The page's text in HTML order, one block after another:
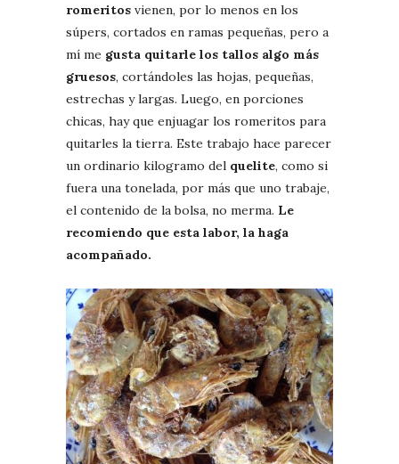
romeritos vienen, por lo menos en los
súpers, cortados en ramas pequeñas, pero a
mí me gusta quitarle los tallos algo más
gruesos, cortándoles las hojas, pequeñas,
estrechas y largas. Luego, en porciones
chicas, hay que enjuagar los romeritos para
quitarles la tierra. Este trabajo hace parecer
un ordinario kilogramo del quelite, como si
fuera una tonelada, por más que uno trabaje,
el contenido de la bolsa, no merma. Le
recomiendo que esta labor, la haga
acompañado.